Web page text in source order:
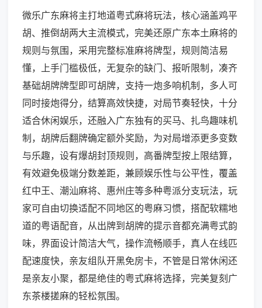
微乐广东麻将主打地道粤式麻将玩法，核心涵盖鸡平
胡、推倒胡两大主流模式，完美还原广东本土麻将的
规则与氛围，采用完整标准麻将牌型，规则简洁易
懂，上手门槛极低，无复杂的缺门、报听限制，凑齐
基础胡牌牌型即可胡牌，支持一炮多响机制，多人可
同时接炮得分，结算高效快捷，对局节奏轻快，十分
适合休闲娱乐，还融入广东独有的买马、扎鸟趣味机
制，胡牌后翻牌确定额外奖励，为对局增添更多变数
与乐趣，设有爆胡封顶规则，高番牌型按上限结算，
有效避免极端分数差距，兼顾娱乐性与公平性，覆盖
红中王、潮汕麻将、惠州庄等多种粤派分支玩法，玩
家可自由切换适配不同地区的粤麻习惯，搭配软糯地
道的粤语配音，从出牌到胡牌的提示音都充满粤式韵
味，界面设计简洁大气，操作流畅顺手，真人在线匹
配速度快，亲友组队开黑免房卡，不管是日常休闲还
是亲友小聚，都是绝佳的粤式麻将选择，完美复刻广
东茶楼搓麻的轻松氛围。